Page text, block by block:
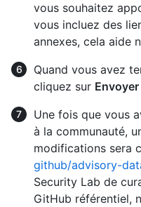
vous souhaitez
vous incluez des
annexes, cela aide
Quand vous avez
cliquez sur
Une fois que vous
à la communauté,
modifications sera
github/advisory-
Security Lab de
GitHub référentiel,